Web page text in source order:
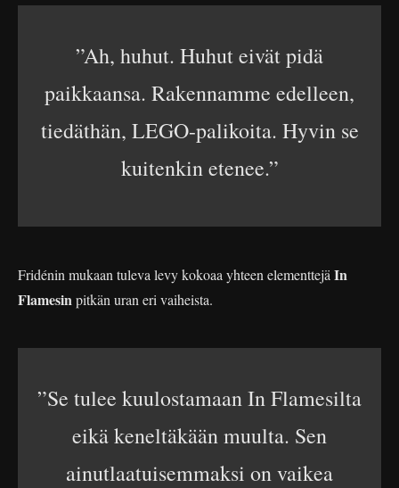
”Ah, huhut. Huhut eivät pidä
paikkaansa. Rakennamme edelleen,
tiedäthän, LEGO-palikoita. Hyvin se
kuitenkin etenee.”
Fridénin mukaan tuleva levy kokoaa yhteen elementtejä In
Flamesinpitkän uran eri vaiheista.
”Se tulee kuulostamaan In Flamesilta
eikä keneltäkään muulta. Sen
ainutlaatuisemmaksi on vaikea